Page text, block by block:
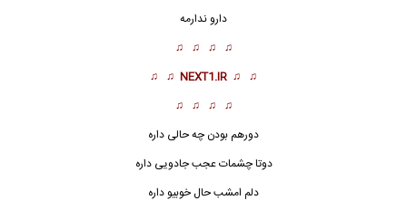
دارو ندارمه
♫ ♫ ♫ ♫
♫ ♫
NEXT1.IR
♫ ♫
♫ ♫ ♫ ♫
دورهم بودن چه حالی داره
دوتا چشمات عجب جادویی داره
دلم امشب حال خوبیو داره